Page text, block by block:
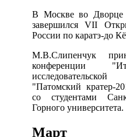
В Москве во Дворце
завершился VII
России по каратэ-до
М.В.Слипенчук
конференции
"Патомский кратер-
со студентами
Горного университета.
Март